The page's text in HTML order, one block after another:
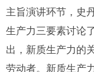
主旨演讲环节，史
生产力三要素讨论
出，新质生产力的
劳动者。新质生产